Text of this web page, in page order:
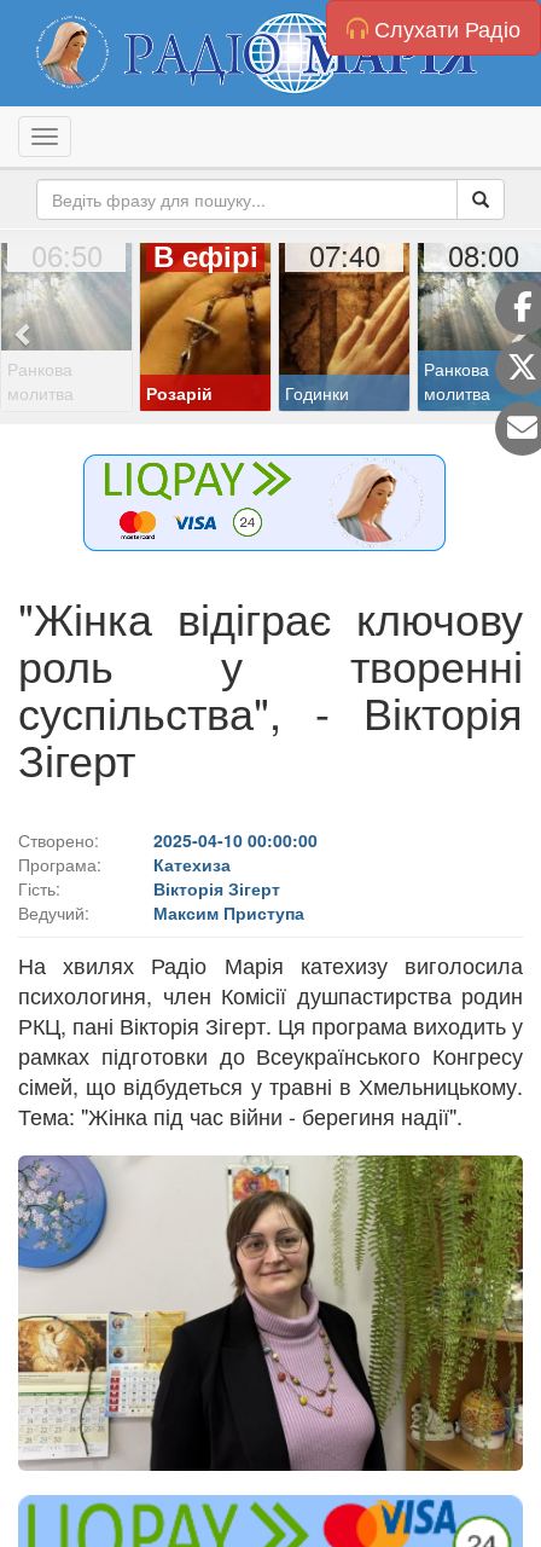
Слухати Радіо
Toggle navigation
06:50
Ранкова
молитва
В ефірі
Розарій
07:40
Годинки
08:00
Ранкова
молитва
"Жінка відіграє ключову
роль у творенні
суспільства", - Вікторія
Зігерт
Створено:
2025-04-10 00:00:00
Програма:
Катехиза
Гість:
Вікторія Зігерт
Ведучий:
Максим Приступа
На хвилях Радіо Марія катехизу виголосила
психологиня, член Комісії душпастирства родин
РКЦ, пані Вікторія Зігерт. Ця програма виходить у
рамках підготовки до Всеукраїнського Конгресу
сімей, що відбудеться у травні в Хмельницькому.
Тема: "Жінка під час війни - берегиня надії".